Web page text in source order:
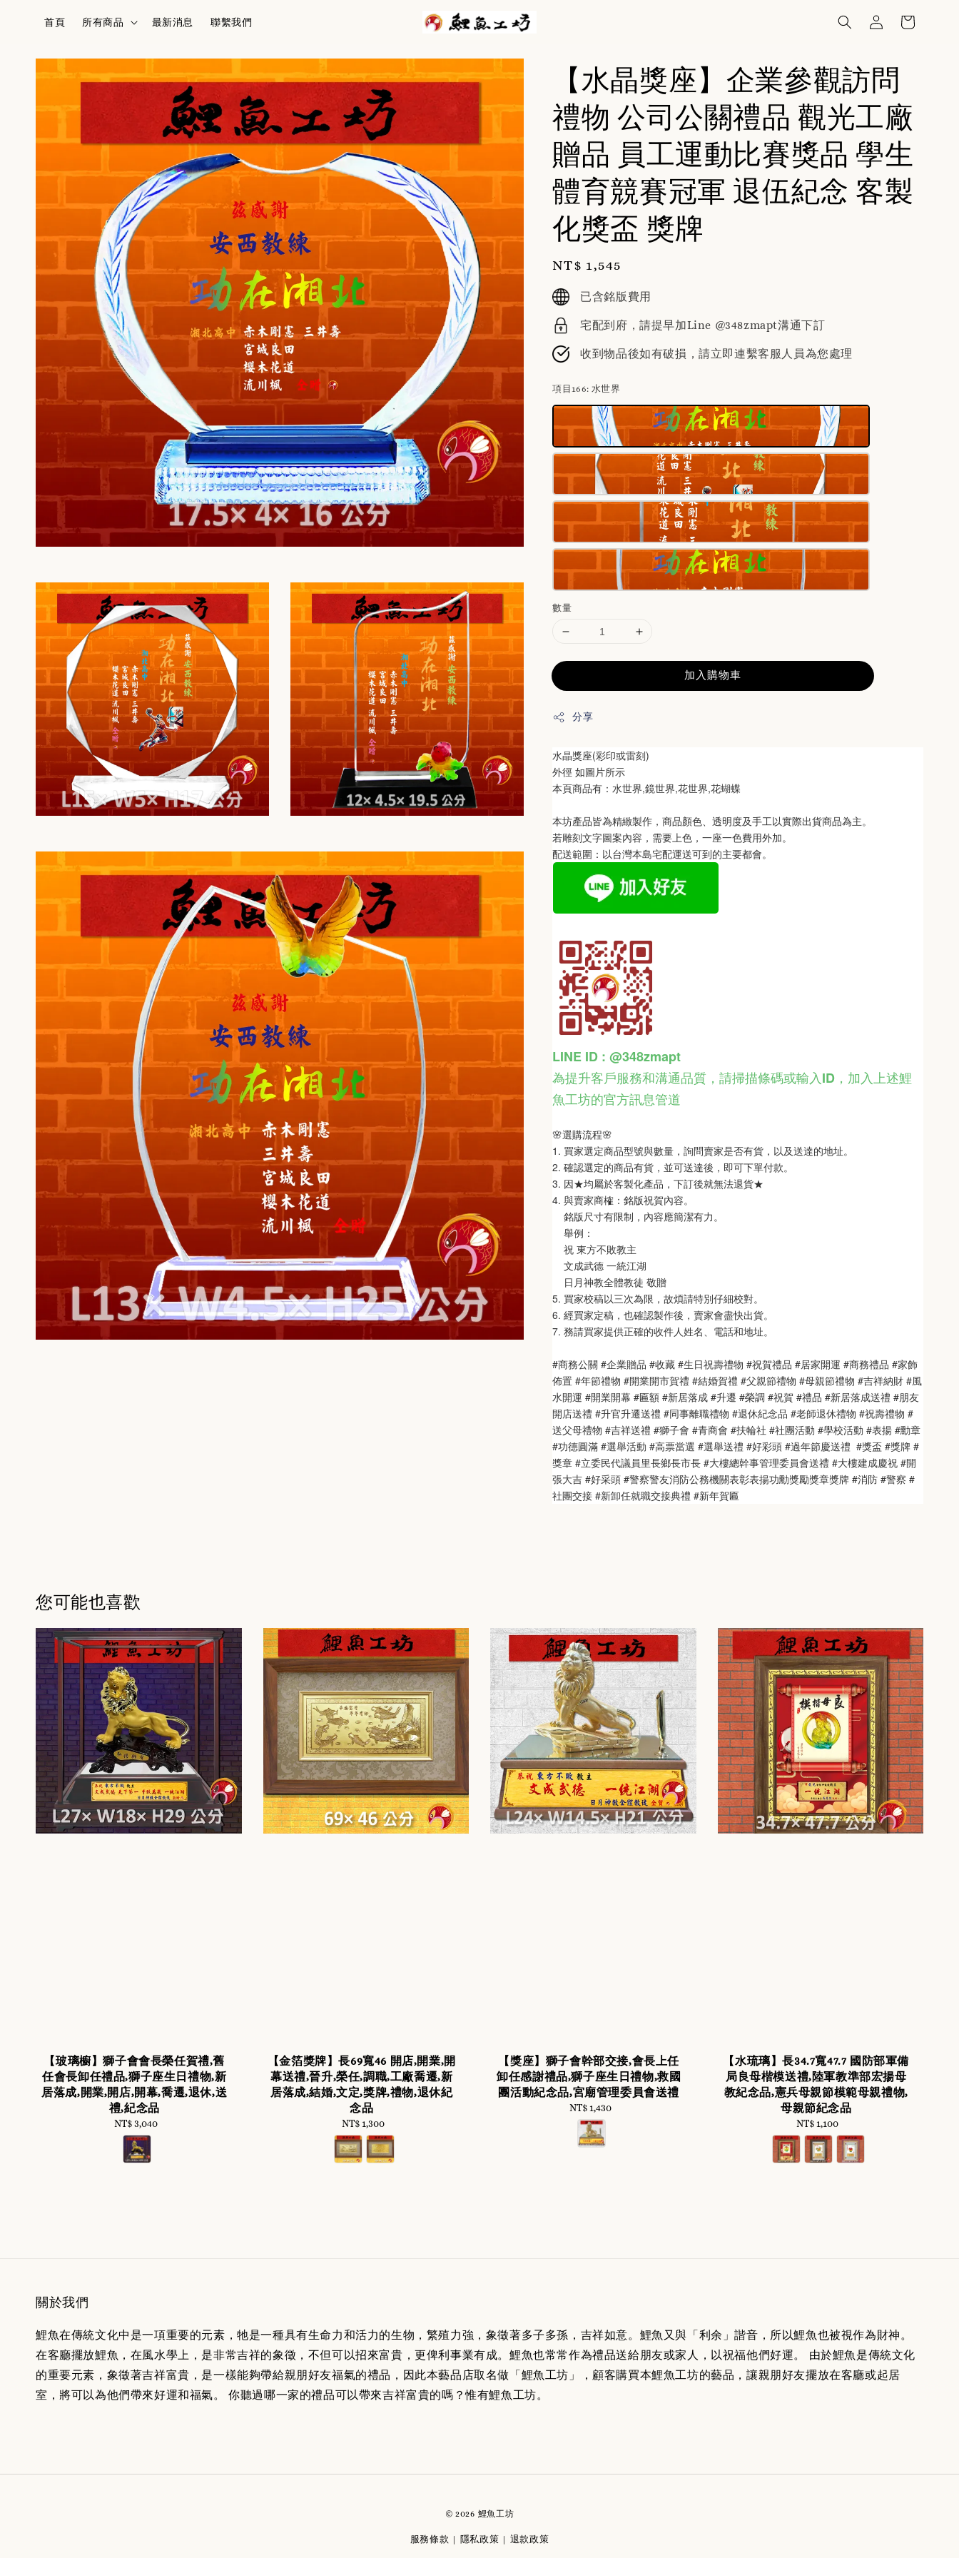
首頁 所有商品 最新消息 聯繫我們
【水晶獎座】企業參觀訪問
禮物 公司公關禮品 觀光工廠
贈品 員工運動比賽獎品 學生
體育競賽冠軍 退伍紀念 客製
化獎盃 獎牌
Regular
price
NT$ 1,545
已含銘版費用
宅配到府，請提早加Line @348zmapt溝通下訂
收到物品後如有破損，請立即連繫客服人員為您處理
項目166: 水世界
數量
加入購物車
分享
水晶獎座(彩印或雷刻)
外徑 如圖片所示
本頁商品有：水世界,鏡世界,花世界,花蝴蝶
本坊產品皆為精緻製作，商品顏色、透明度及手工以實際出貨商品為主。
若雕刻文字圖案內容，需要上色，一座一色費用外加。
配送範圍：以台灣本島宅配運送可到的主要都會。
LINE ID : @348zmapt
為提升客戶服務和溝通品質，請掃描條碼或輸入ID ， 加入上述鯉
魚工坊的官方訊息管道
🌸選購流程🌸
1. 買家選定商品型號與數量，詢問賣家是否有貨，以及送達的地址。
2. 確認選定的商品有貨，並可送達後，即可下單付款。
3. 因★均屬於客製化產品，下訂後就無法退貨★
4. 與賣家商榷：銘版祝賀內容。
銘版尺寸有限制，內容應簡潔有力。
舉例：
祝 東方不敗教主
文成武德 一統江湖
日月神教全體教徒 敬贈
5. 買家校稿以三次為限，故煩請特別仔細校對。
6. 經買家定稿，也確認製作後，賣家會盡快出貨。
7. 務請買家提供正確的收件人姓名、電話和地址。
#商務公關 #企業贈品 #收藏 #生日祝壽禮物 #祝賀禮品 #居家開運 #商務禮品 #家飾
佈置 #年節禮物 #開業開市賀禮 #結婚賀禮 #父親節禮物 #母親節禮物 #吉祥納財 #風
水開運 #開業開幕 #匾額 #新居落成 #升遷 #榮調 #祝賀 #禮品 #新居落成送禮 #朋友
開店送禮 #升官升遷送禮 #同事離職禮物 #退休紀念品 #老師退休禮物 #祝壽禮物 #
送父母禮物 #吉祥送禮 #獅子會 #青商會 #扶輪社 #社團活動 #學校活動 #表揚 #勳章
#功德圓滿 #選舉活動 #高票當選 #選舉送禮 #好彩頭 #過年節慶送禮  #獎盃 #獎牌 #
獎章 #立委民代議員里長鄉長市長 #大樓總幹事管理委員會送禮 #大樓建成慶祝 #開
張大吉 #好采頭 #警察警友消防公務機關表彰表揚功勳獎勵獎章獎牌 #消防 #警察 #
社團交接 #新卸任就職交接典禮 #新年賀匾
您可能也喜歡
【玻璃櫥】獅子會會長榮任賀禮,舊
任會長卸任禮品,獅子座生日禮物,新
居落成,開業,開店,開幕,喬遷,退休,送
禮,紀念品
Regular
price
NT$ 3,040
【金箔獎牌】長69寬46 開店,開業,開
幕送禮,晉升,榮任,調職,工廠喬遷,新
居落成,結婚,文定,獎牌,禮物,退休紀
念品
Regular
price
NT$ 1,300
【獎座】獅子會幹部交接,會長上任
卸任感謝禮品,獅子座生日禮物,救國
團活動紀念品,宮廟管理委員會送禮
Regular
price
NT$ 1,430
【水琉璃】長34.7寬47.7 國防部軍備
局良母楷模送禮,陸軍教準部宏揚母
教紀念品,憲兵母親節模範母親禮物,
母親節紀念品
Regular
price
NT$ 1,100
關於我們
鯉魚在傳統文化中是一項重要的元素，牠是一種具有生命力和活力的生物，繁殖力強，象徵著多子多孫，吉祥如意。鯉魚又與「利余」諧音，所以鯉魚也被視作為財神。
在客廳擺放鯉魚，在風水學上，是非常吉祥的象徵，不但可以招來富貴，更俾利事業有成。鯉魚也常常作為禮品送給朋友或家人，以祝福他們好運。 由於鯉魚是傳統文化
的重要元素，象徵著吉祥富貴，是一樣能夠帶給親朋好友福氣的禮品，因此本藝品店取名做「鯉魚工坊」，顧客購買本鯉魚工坊的藝品，讓親朋好友擺放在客廳或起居
室，將可以為他們帶來好運和福氣。 你聽過哪一家的禮品可以帶來吉祥富貴的嗎？惟有鯉魚工坊。
© 2026 鯉魚工坊
服務條款 | 隱私政策 | 退款政策